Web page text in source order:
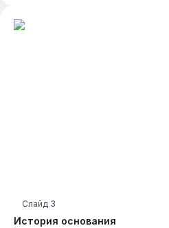
История основания
Слайд 3